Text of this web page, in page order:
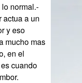
normal.-
actua a un
y eso
mucho mas
en el
cuando